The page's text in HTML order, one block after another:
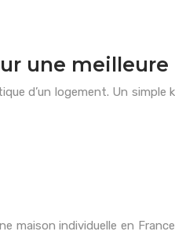
une
d’un logement. Un
maison individuelle en